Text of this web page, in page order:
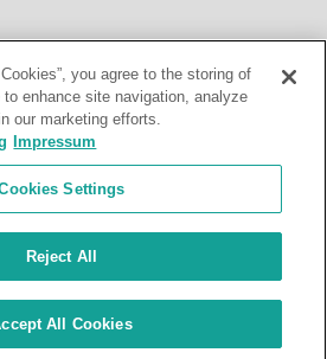
vorbehalten.
you agree to the storing of
enhance site navigation, analyze
our marketing efforts.
Impressum
Settings
Reject All
All Cookies